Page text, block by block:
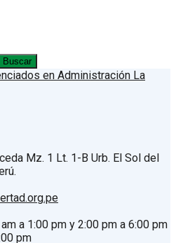
Buscar
Mz. 1 Lt. 1-B Urb. El Sol del
a 1:00 pm y 2:00 pm a 6:00 pm
pm